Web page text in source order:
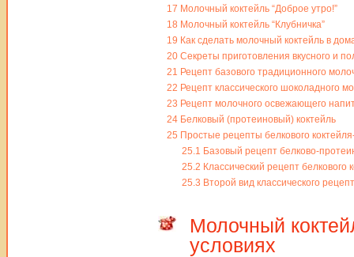
17 Молочный коктейль “Доброе утро!”
18 Молочный коктейль “Клубничка”
19 Как сделать молочный коктейль в
20 Секреты приготовления вкусного и
21 Рецепт базового традиционного
22 Рецепт классического шоколадного
23 Рецепт молочного освежающего
24 Белковый (протеиновый) коктейль
25 Простые рецепты белкового
25.1 Базовый рецепт белково-
25.2 Классический рецепт белкового
25.3 Второй вид классического
Молочный
условиях